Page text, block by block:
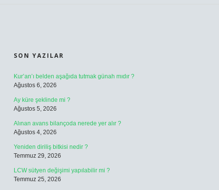
SON YAZILAR
Kur’an’ı belden aşağıda tutmak günah mıdır ?
Ağustos 6, 2026
Ay küre şeklinde mi ?
Ağustos 5, 2026
Alınan avans bilançoda nerede yer alır ?
Ağustos 4, 2026
Yeniden diriliş bitkisi nedir ?
Temmuz 29, 2026
LCW sütyen değişimi yapılabilir mi ?
Temmuz 25, 2026